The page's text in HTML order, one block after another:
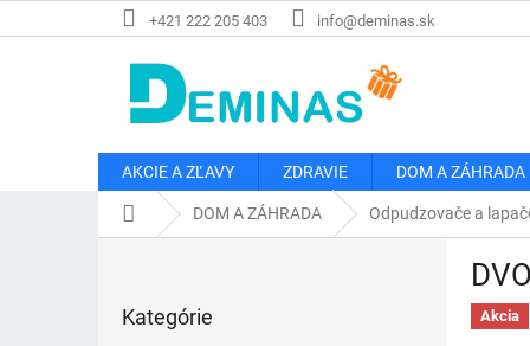
na
+421 222 205 403 info@deminas.sk
AKCIE A ZĽAVY ZDRAVIE DOM A ZÁHRADA
DomovDOM A ZÁHRADA Odpudzovače a
kategórie
Kategórie Akcia